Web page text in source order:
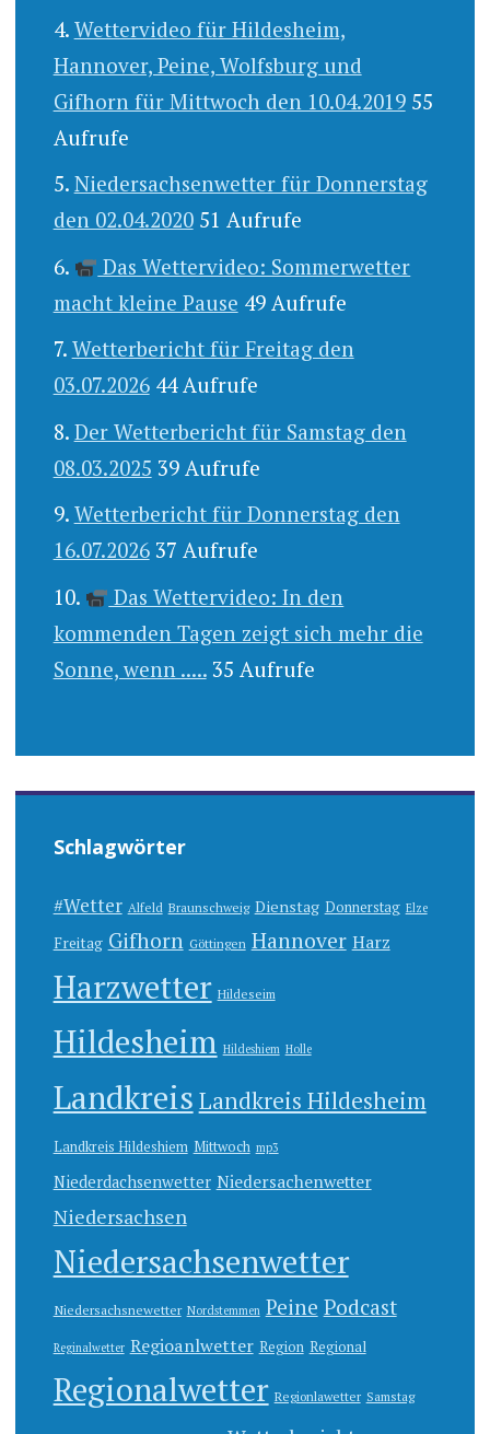
Wettervideo für Hildesheim,
Hannover, Peine, Wolfsburg und
Gifhorn für Mittwoch den 10.04.2019 55
Aufrufe
Niedersachsenwetter für Donnerstag
den 02.04.2020 51 Aufrufe
Das Wettervideo: Sommerwetter
macht kleine Pause 49 Aufrufe
Wetterbericht für Freitag den
03.07.2026 44 Aufrufe
Der Wetterbericht für Samstag den
08.03.2025 39 Aufrufe
Wetterbericht für Donnerstag den
16.07.2026 37 Aufrufe
Das Wettervideo: In den
kommenden Tagen zeigt sich mehr die
Sonne, wenn ..... 35 Aufrufe
Schlagwörter
#Wetter Alfeld Braunschweig Dienstag Donnerstag Elze
Freitag Gifhorn Göttingen Hannover Harz
Harzwetter Hildeseim
Hildesheim Hildeshiem Holle
Landkreis Landkreis Hildesheim
Landkreis Hildeshiem Mittwoch mp3
Niederdachsenwetter Niedersachenwetter
Niedersachsen
Niedersachsenwetter
Niedersachsnewetter Nordstemmen Peine Podcast
Reginalwetter Regioanlwetter Region Regional
Regionalwetter Regionlawetter Samstag